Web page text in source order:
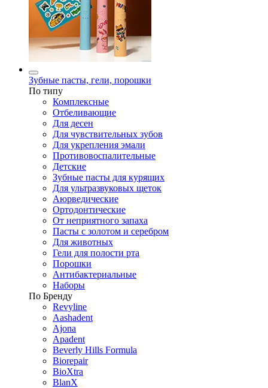
Зубные пасты, гели, порошки
По типу
Комплексные
Отбеливающие
Для десен
Для чувствительных зубов
Для укрепления эмали
Противовоспалительные
Детские
Зубные пасты для курящих
Для ультразвуковых щеток
Аюрведические
Ортодонтические
От неприятного запаха
Пасты с золотом и серебром
Для животных
Гели для полости рта
Порошки
Антибактериальные
Наборы
По Бренду
Revyline
Aashadent
Ajona
Apadent
Beverly Hills Formula
Biorepair
BioXtra
BlanX